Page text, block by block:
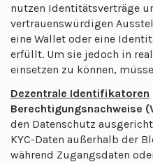
nutzen Identitätsverträge
vertrauenswürdigen
eine Wallet oder eine
erfüllt. Um sie jedoch in
einsetzen zu können,
Dezentrale Identifikatoren
Berechtigungsnachweise
den Datenschutz
KYC-Daten außerhalb der
während Zugangsdaten